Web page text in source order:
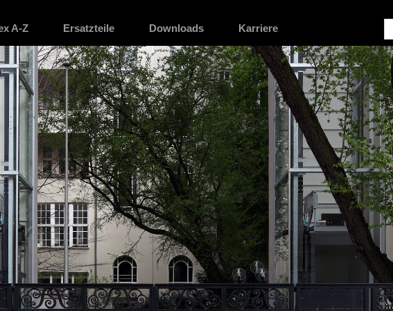
A-Z Ersatzteile Downloads Karriere